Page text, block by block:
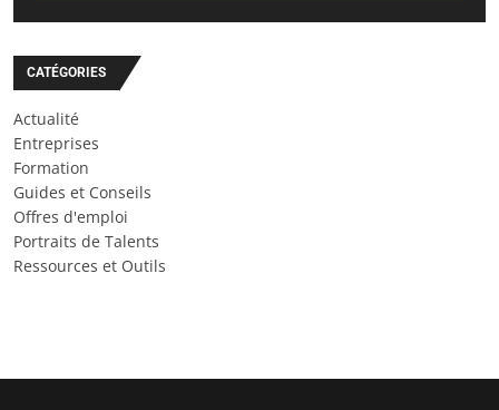
CATÉGORIES
Actualité
Entreprises
Formation
Guides et Conseils
Offres d'emploi
Portraits de Talents
Ressources et Outils